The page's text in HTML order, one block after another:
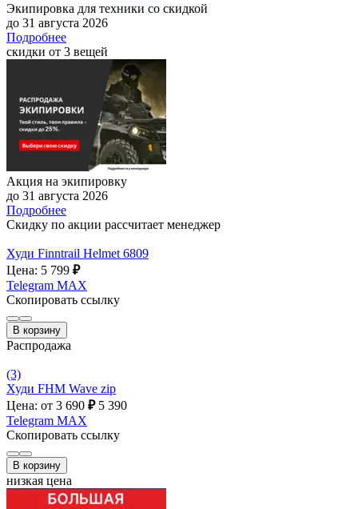
Экипировка для техники со скидкой
до 31 августа 2026
Подробнее
скидки от 3 вещей
Акция на экипировку
до 31 августа 2026
Подробнее
Скидку по акции рассчитает менеджер
Худи Finntrail Helmet 6809
Цена: 5 799 ₽
Telegram MAX
Скопировать ссылку
В корзину
Распродажа
(3)
Худи FHM Wave zip
Цена: от 3 690 ₽ 5 390
Telegram MAX
Скопировать ссылку
В корзину
низкая цена